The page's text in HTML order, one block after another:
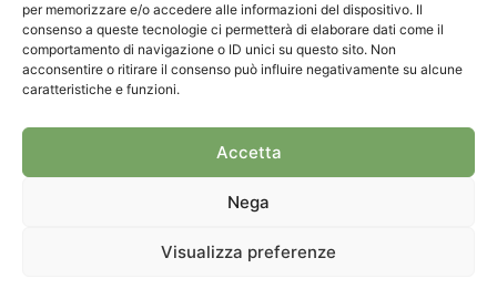
per memorizzare e/o accedere alle informazioni del dispositivo. Il
consenso a queste tecnologie ci permetterà di elaborare dati come il
comportamento di navigazione o ID unici su questo sito. Non
acconsentire o ritirare il consenso può influire negativamente su alcune
caratteristiche e funzioni.
Accetta
Nega
Visualizza preferenze
Articolo precedente Prossimo articolo